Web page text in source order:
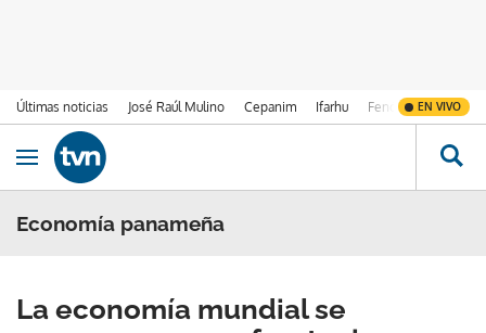
Últimas noticias José Raúl Mulino Cepanim Ifarhu Fenómeno de El
EN VIVO
Ir al contenido
Obrir navegació
Economía panameña
La economía mundial se